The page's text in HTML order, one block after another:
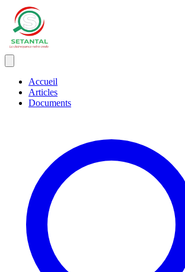
Accueil
Articles
Documents